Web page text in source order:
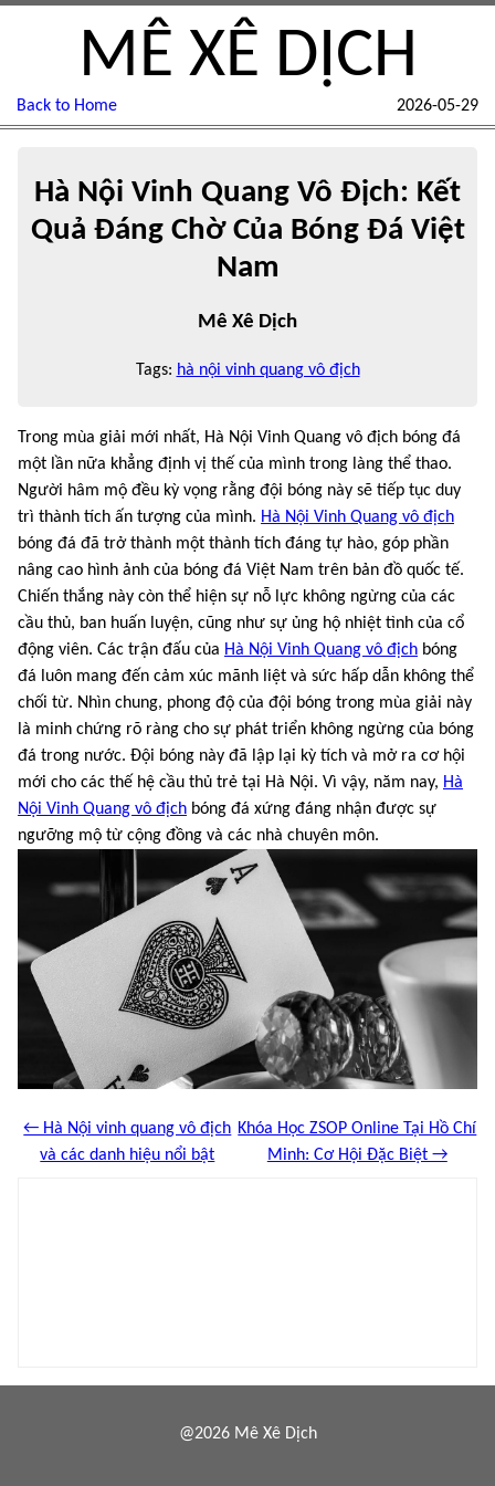
MÊ XÊ DỊCH
Back to Home 2026-05-29
Hà Nội Vinh Quang Vô Địch: Kết
Quả Đáng Chờ Của Bóng Đá Việt
Nam
Mê Xê Dịch
Tags: hà nội vinh quang vô địch
Trong mùa giải mới nhất, Hà Nội Vinh Quang vô địch bóng đá
một lần nữa khẳng định vị thế của mình trong làng thể thao.
Người hâm mộ đều kỳ vọng rằng đội bóng này sẽ tiếp tục duy
trì thành tích ấn tượng của mình. Hà Nội Vinh Quang vô địch
bóng đá đã trở thành một thành tích đáng tự hào, góp phần
nâng cao hình ảnh của bóng đá Việt Nam trên bản đồ quốc tế.
Chiến thắng này còn thể hiện sự nỗ lực không ngừng của các
cầu thủ, ban huấn luyện, cũng như sự ủng hộ nhiệt tình của cổ
động viên. Các trận đấu của Hà Nội Vinh Quang vô địch bóng
đá luôn mang đến cảm xúc mãnh liệt và sức hấp dẫn không thể
chối từ. Nhìn chung, phong độ của đội bóng trong mùa giải này
là minh chứng rõ ràng cho sự phát triển không ngừng của bóng
đá trong nước. Đội bóng này đã lập lại kỳ tích và mở ra cơ hội
mới cho các thế hệ cầu thủ trẻ tại Hà Nội. Vì vậy, năm nay, Hà
Nội Vinh Quang vô địch bóng đá xứng đáng nhận được sự
ngưỡng mộ từ cộng đồng và các nhà chuyên môn.
← Hà Nội vinh quang vô địch
và các danh hiệu nổi bật
Khóa Học ZSOP Online Tại Hồ Chí
Minh: Cơ Hội Đặc Biệt →
@2026 Mê Xê Dịch